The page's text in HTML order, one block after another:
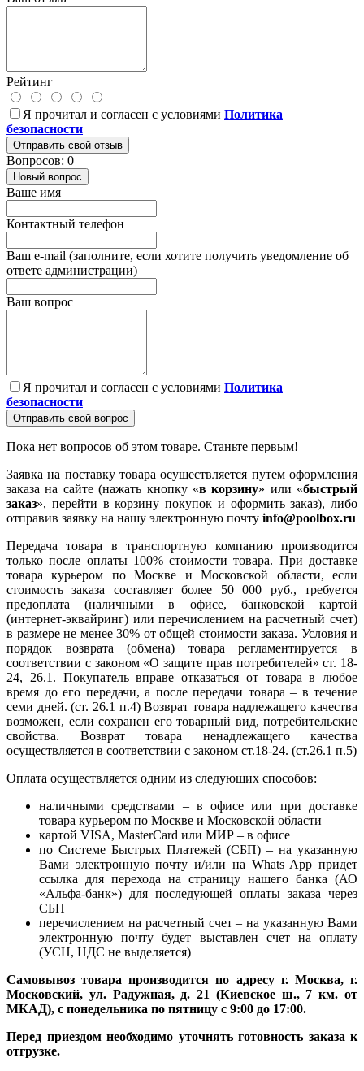
Рейтинг
Я прочитал и согласен с условиями Политика
безопасности
Отправить свой отзыв
Вопросов: 0
Новый вопрос
Ваше имя
Контактный телефон
Ваш e-mail (заполните, если хотите получить уведомление об
ответе администрации)
Ваш вопрос
Я прочитал и согласен с условиями Политика
безопасности
Отправить свой вопрос
Пока нет вопросов об этом товаре. Станьте первым!
Заявка на поставку товара осуществляется путем оформления
заказа на сайте (нажать кнопку «в корзину» или «быстрый
заказ», перейти в корзину покупок и оформить заказ), либо
отправив заявку на нашу электронную почту info@poolbox.ru
Передача товара в транспортную компанию производится
только после оплаты 100% стоимости товара. При доставке
товара курьером по Москве и Московской области, если
стоимость заказа составляет более 50 000 руб., требуется
предоплата (наличными в офисе, банковской картой
(интернет-эквайринг) или перечислением на расчетный счет)
в размере не менее 30% от общей стоимости заказа. Условия и
порядок возврата (обмена) товара регламентируется в
соответствии с законом «О защите прав потребителей» ст. 18-
24, 26.1. Покупатель вправе отказаться от товара в любое
время до его передачи, а после передачи товара – в течение
семи дней. (ст. 26.1 п.4) Возврат товара надлежащего качества
возможен, если сохранен его товарный вид, потребительские
свойства. Возврат товара ненадлежащего качества
осуществляется в соответствии с законом ст.18-24. (ст.26.1 п.5)
Оплата осуществляется одним из следующих способов:
наличными средствами – в офисе или при доставке
товара курьером по Москве и Московской области
картой VISA, MasterCard или МИР – в офисе
по Системе Быстрых Платежей (СБП) – на указанную
Вами электронную почту и/или на Whats App придет
ссылка для перехода на страницу нашего банка (АО
«Альфа-банк») для последующей оплаты заказа через
СБП
перечислением на расчетный счет – на указанную Вами
электронную почту будет выставлен счет на оплату
(УСН, НДС не выделяется)
Самовывоз товара производится по адресу г. Москва, г.
Московский, ул. Радужная, д. 21 (Киевское ш., 7 км. от
МКАД), с понедельника по пятницу с 9:00 до 17:00.
Перед приездом необходимо уточнять готовность заказа к
отгрузке.